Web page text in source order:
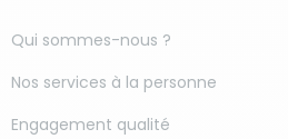
Qui sommes-nous ?
Nos services à la personne
Engagement qualité